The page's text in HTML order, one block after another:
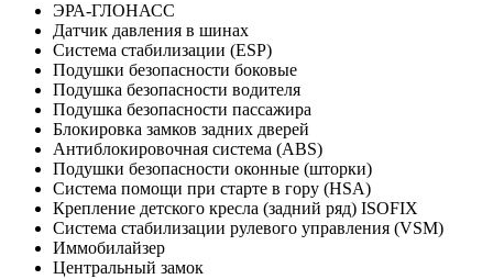
ЭРА-ГЛОНАСС
Датчик давления в шинах
Система стабилизации (ESP)
Подушки безопасности боковые
Подушка безопасности водителя
Подушка безопасности пассажира
Блокировка замков задних дверей
Антиблокировочная система (ABS)
Подушки безопасности оконные (шторки)
Система помощи при старте в гору (HSA)
Крепление детского кресла (задний ряд) ISOFIX
Система стабилизации рулевого управления (VSM)
Иммобилайзер
Центральный замок